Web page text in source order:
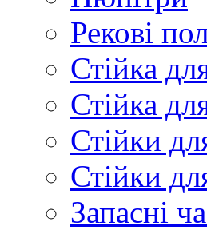
Рекові
Стійка
Стійка
Стійки
Стійки
Запасні